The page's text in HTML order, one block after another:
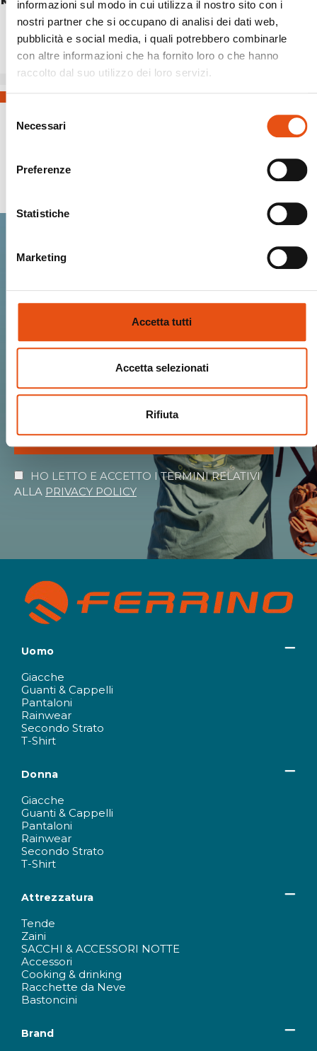
informazioni sul modo in cui utilizza il nostro sito con i
nostri partner che si occupano di analisi dei dati web,
pubblicità e social media, i quali potrebbero combinarle
con altre informazioni che ha fornito loro o che hanno
raccolto dal suo utilizzo dei loro servizi.
delNecessari
Preferenze
Statistiche
Marketing
Accetta tutti
Accetta selezionati
Rifiuta
Entra nella Ferrino
community.
e tutto il calore del mondo Ferrino!
ISCRIVIMI
HO LETTO E ACCETTO I TERMINI RELATIVI
ALLA PRIVACY POLICY
Uomo
Giacche
Guanti & Cappelli
Pantaloni
Rainwear
Secondo Strato
T-Shirt
Donna
Giacche
Guanti & Cappelli
Pantaloni
Rainwear
Secondo Strato
T-Shirt
Attrezzatura
Tende
Zaini
SACCHI & ACCESSORI NOTTE
Accessori
Cooking & drinking
Racchette da Neve
Bastoncini
Brand